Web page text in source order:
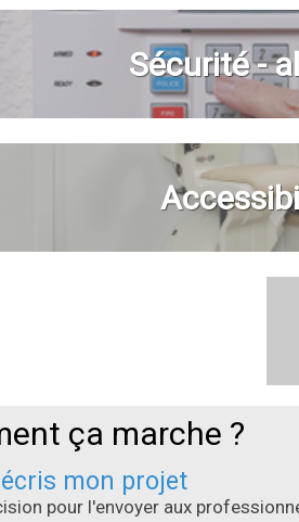
Sécurité -
ça marche ?
mon projet
pour l'envoyer aux